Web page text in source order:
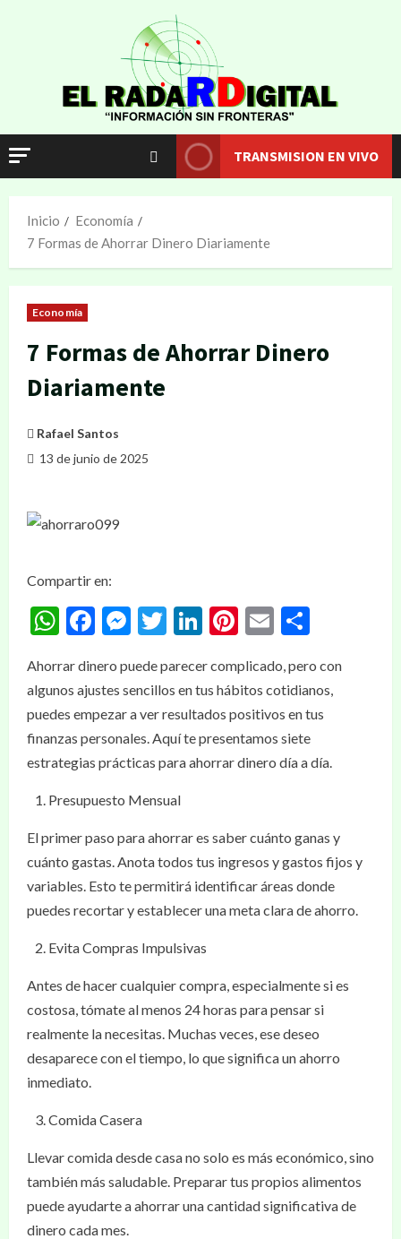
TRANSMISION EN VIVO
Inicio
Economía
7 Formas de Ahorrar Dinero Diariamente
Economía
7 Formas de Ahorrar Dinero
Diariamente
Rafael Santos
13 de junio de 2025
Compartir en:
WhatsApp
Facebook
Messenger
Twitter
LinkedIn
Pinterest
Email
Ahorrar dinero puede parecer complicado, pero con
algunos ajustes sencillos en tus hábitos cotidianos,
puedes empezar a ver resultados positivos en tus
finanzas personales. Aquí te presentamos siete
estrategias prácticas para ahorrar dinero día a día.
Presupuesto Mensual
El primer paso para ahorrar es saber cuánto ganas y
cuánto gastas. Anota todos tus ingresos y gastos fijos y
variables. Esto te permitirá identificar áreas donde
puedes recortar y establecer una meta clara de ahorro.
Evita Compras Impulsivas
Antes de hacer cualquier compra, especialmente si es
costosa, tómate al menos 24 horas para pensar si
realmente la necesitas. Muchas veces, ese deseo
desaparece con el tiempo, lo que significa un ahorro
inmediato.
Comida Casera
Llevar comida desde casa no solo es más económico, sino
también más saludable. Preparar tus propios alimentos
puede ayudarte a ahorrar una cantidad significativa de
dinero cada mes.